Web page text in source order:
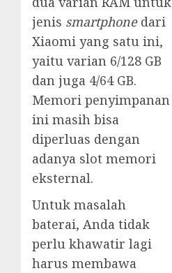
jenis smartphonedari
Xiaomi yang satu ini,
yaitu varian 6/128 GB
dan juga 4/64 GB.
Memori penyimpanan
ini masih bisa
diperluas dengan
adanya slot memori
eksternal.
Untuk masalah
baterai, Anda tidak
perlu khawatir lagi
harus membawa